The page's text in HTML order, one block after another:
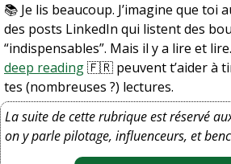
📚 Je lis beaucoup. J’imagine que toi
des posts LinkedIn qui listent des
“indispensables”. Mais il y a lire et
deep reading🇫🇷 peuvent t’aider à
tes (nombreuses ?) lectures.
La suite de cette rubrique est réservé
on y parle pilotage, influenceurs, et